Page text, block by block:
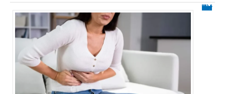
Les causes émotionnelles du diverticule